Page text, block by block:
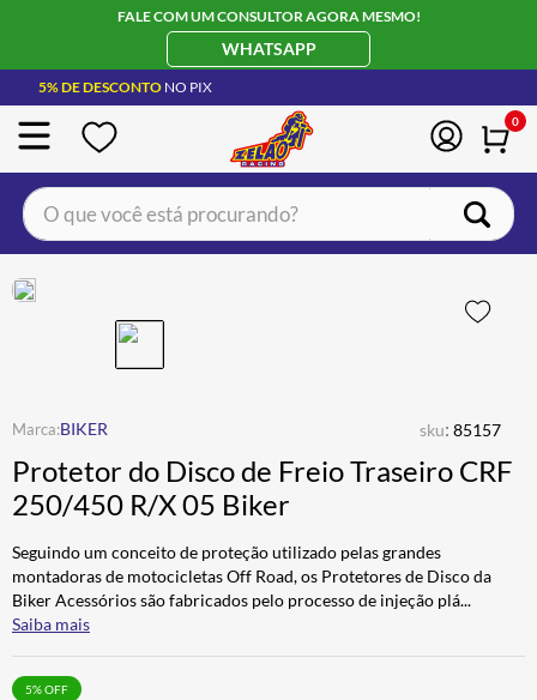
FALE COM UM CONSULTOR AGORA MESMO!
WHATSAPP
5% DE DESCONTO NO PIX
0
O que você está procurando?
BIKER sku: 85157
Protetor do Disco de Freio Traseiro CRF
250/450 R/X 05 Biker
Seguindo um conceito de proteção utilizado pelas grandes
montadoras de motocicletas Off Road, os Protetores de Disco da
Biker Acessórios são fabricados pelo processo de injeção plá...
Saiba mais
5% OFF